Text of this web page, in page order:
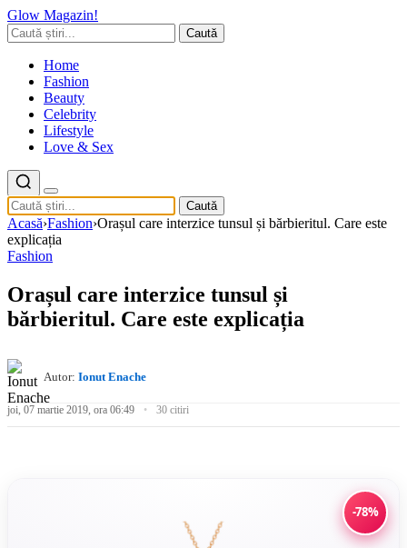
Glow Magazin!
Caută
Home
Fashion
Beauty
Celebrity
Lifestyle
Love & Sex
Caută
Acasă›Fashion›Orașul care interzice tunsul și bărbieritul. Care este
explicația
Fashion
Orașul care interzice tunsul și
bărbieritul. Care este explicația
Autor: Ionut Enache
joi, 07 martie 2019, ora 06:49 30 citiri
-78%